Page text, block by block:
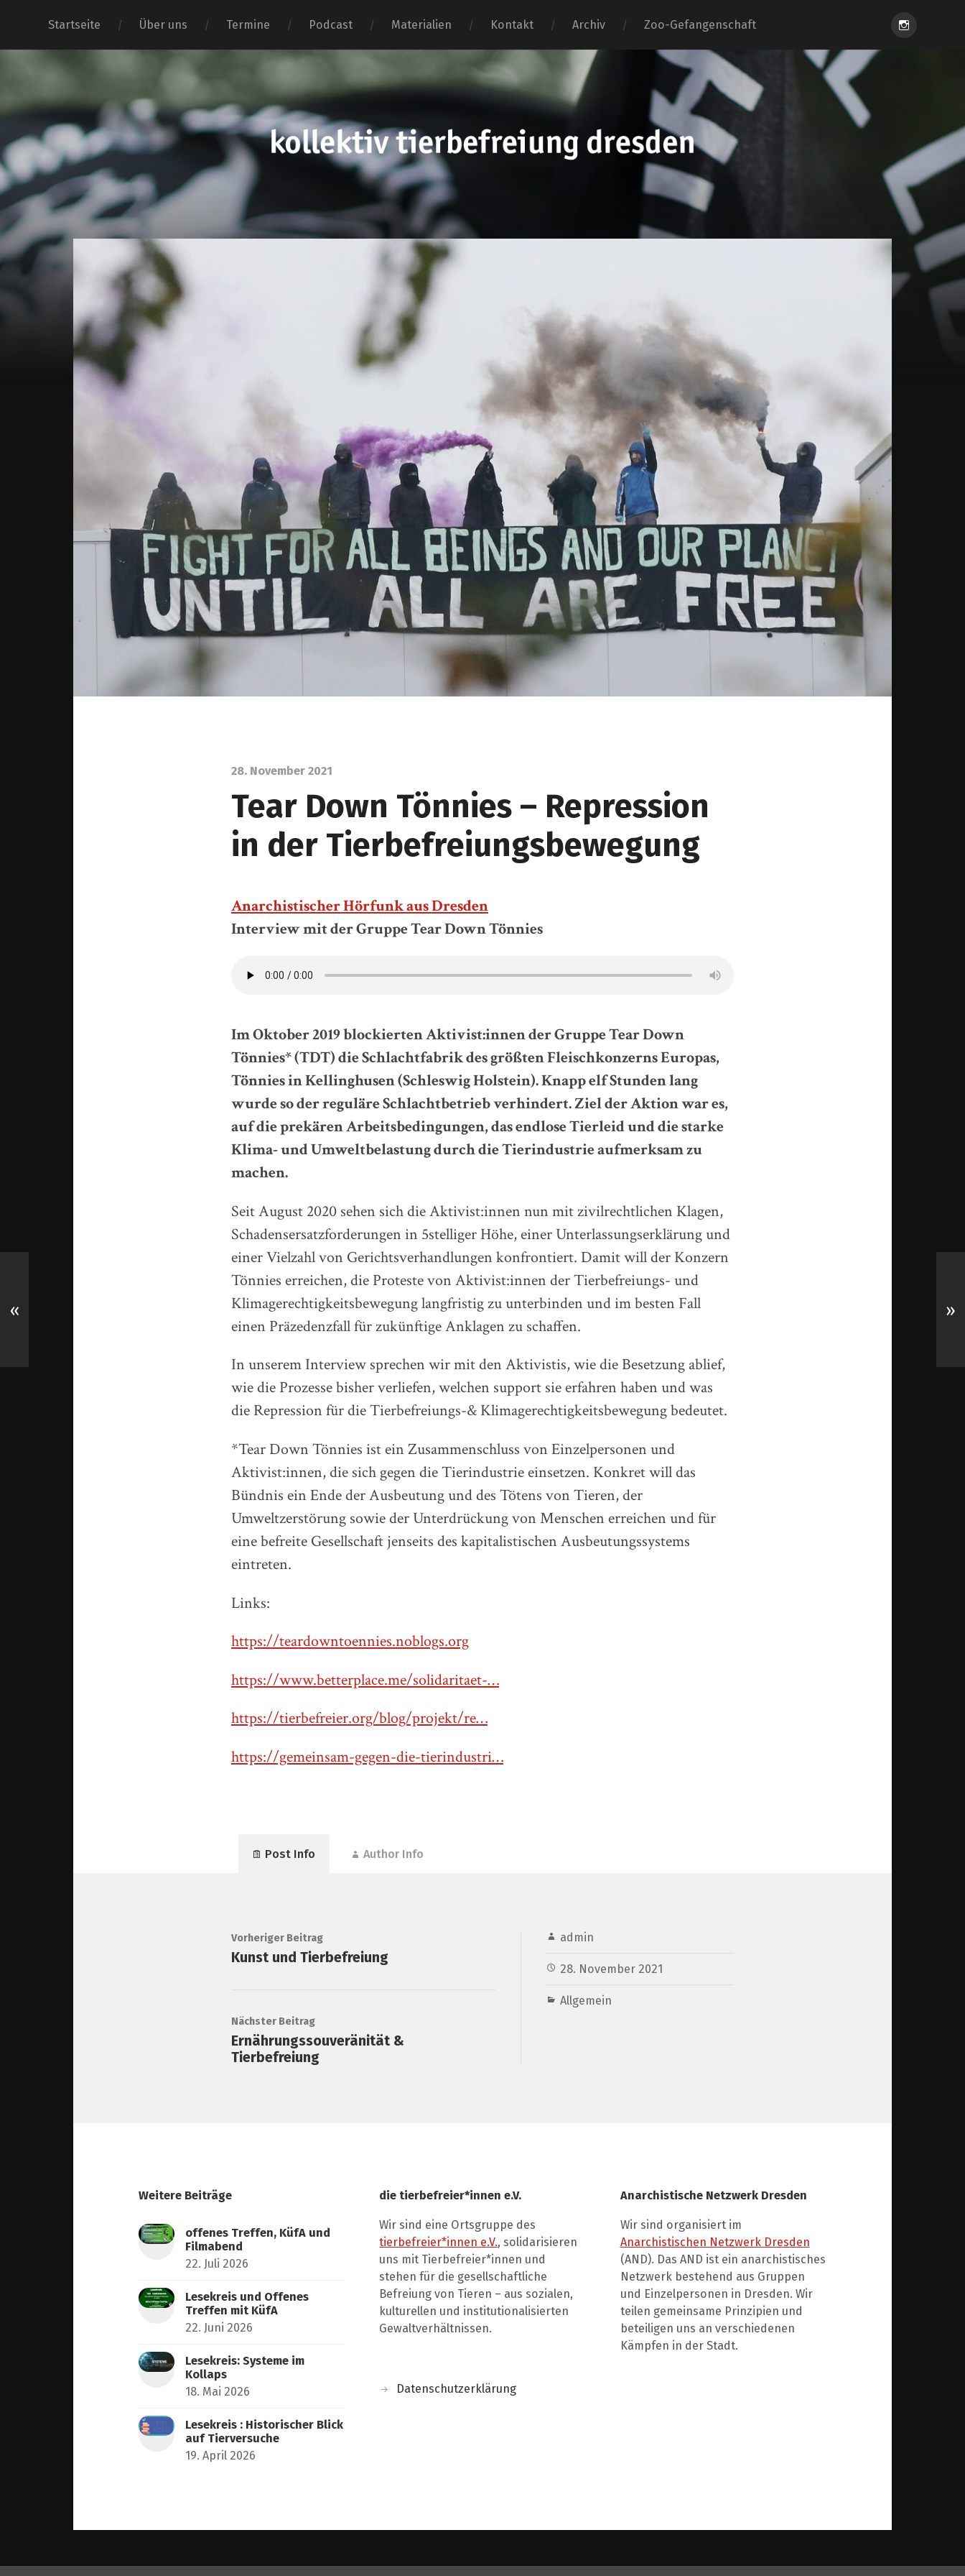
Startseite Über uns Termine Podcast Materialien Kontakt Archiv Zoo-Gefangenschaft Instagram
tierbefreiung
28. November 2021
Tear Down Tönnies – Repression
in der Tierbefreiungsbewegung
Anarchistischer Hörfunk aus Dresden
Interview mit der Gruppe Tear Down Tönnies
Im Oktober 2019 blockierten Aktivist:innen der Gruppe Tear Down
Tönnies* (TDT) die Schlachtfabrik des größten Fleischkonzerns Europas,
Tönnies in Kellinghusen (Schleswig Holstein). Knapp elf Stunden lang
wurde so der reguläre Schlachtbetrieb verhindert. Ziel der Aktion war es,
auf die prekären Arbeitsbedingungen, das endlose Tierleid und die starke
Klima- und Umweltbelastung durch die Tierindustrie aufmerksam zu
machen.
Seit August 2020 sehen sich die Aktivist:innen nun mit zivilrechtlichen Klagen,
Schadensersatzforderungen in 5stelliger Höhe, einer Unterlassungserklärung und
einer Vielzahl von Gerichtsverhandlungen konfrontiert. Damit will der Konzern
Tönnies erreichen, die Proteste von Aktivist:innen der Tierbefreiungs- und
Klimagerechtigkeitsbewegung langfristig zu unterbinden und im besten Fall
einen Präzedenzfall für zukünftige Anklagen zu schaffen.
In unserem Interview sprechen wir mit den Aktivistis, wie die Besetzung ablief,
wie die Prozesse bisher verliefen, welchen support sie erfahren haben und was
die Repression für die Tierbefreiungs-& Klimagerechtigkeitsbewegung bedeutet.
*Tear Down Tönnies ist ein Zusammenschluss von Einzelpersonen und
Aktivist:innen, die sich gegen die Tierindustrie einsetzen. Konkret will das
Bündnis ein Ende der Ausbeutung und des Tötens von Tieren, der
Umweltzerstörung sowie der Unterdrückung von Menschen erreichen und für
eine befreite Gesellschaft jenseits des kapitalistischen Ausbeutungssystems
eintreten.
Links:
https://teardowntoennies.noblogs.org
https://www.betterplace.me/solidaritaet-…
https://tierbefreier.org/blog/projekt/re…
https://gemeinsam-gegen-die-tierindustri…
Post Info Author Info
admin
28. November 2021
Allgemein
Vorheriger Beitrag
Kunst und Tierbefreiung
Nächster Beitrag
Ernährungssouveränität &
Tierbefreiung
« »
Weitere Beiträge
offenes Treffen, KüfA und
Filmabend
22. Juli 2026
Lesekreis und Offenes
Treffen mit KüfA
22. Juni 2026
Lesekreis: Systeme im
Kollaps
18. Mai 2026
Lesekreis : Historischer Blick
auf Tierversuche
19. April 2026
die tierbefreier*innen e.V.
Wir sind eine Ortsgruppe des
tierbefreier*innen e.V., solidarisieren
uns mit Tierbefreier*innen und
stehen für die gesellschaftliche
Befreiung von Tieren – aus sozialen,
kulturellen und institutionalisierten
Gewaltverhältnissen.
Datenschutzerklärung
Anarchistische Netzwerk Dresden
Wir sind organisiert im
Anarchistischen Netzwerk Dresden
(AND). Das AND ist ein anarchistisches
Netzwerk bestehend aus Gruppen
und Einzelpersonen in Dresden. Wir
teilen gemeinsame Prinzipien und
beteiligen uns an verschiedenen
Kämpfen in der Stadt.